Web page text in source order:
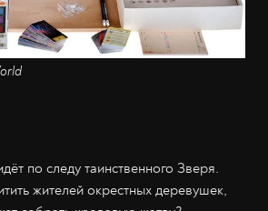
по следу таинственного Зверя.
жителей окрестных деревушек,